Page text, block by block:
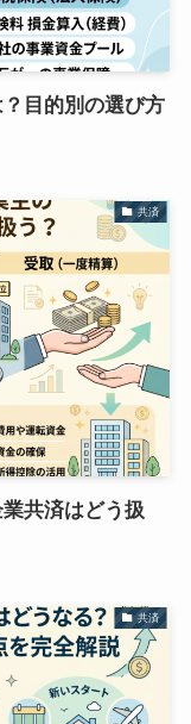
目的別の選び方
共済
共済はどう扱
共済